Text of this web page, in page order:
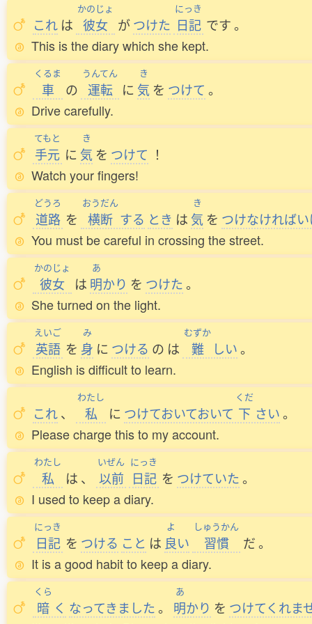
これ は
かのじょ
彼女 がつけた
にっき
日記 です。
This is the diary which she kept.
くるま
車 の
うんてん
運転 に
き
気 を つけて 。
Drive carefully.
てもと
手元 に
き
気 を つけて ！
Watch your fingers!
どうろ
道路 を
おうだん
横断 する とき は
き
気 を つけなければ
You must be careful in crossing the street.
かのじょ
彼女 は
あ
明かり を つけた。
She turned on the light.
えいご
英語 を
み
身 に つける の は
むずか
難 しい。
English is difficult to learn.
これ、
わたし
私 に つけておいておいて
くだ
下 さい。
Please charge this to my account.
わたし
私 は 、
いぜん
以前
にっき
日記 を つけていた。
I used to keep a diary.
にっき
日記 を つける こと は
よ
良い
しゅうかん
習慣 だ。
It is a good habit to keep a diary.
くら
暗 く なってきました。
あ
明かり を つけてくれま